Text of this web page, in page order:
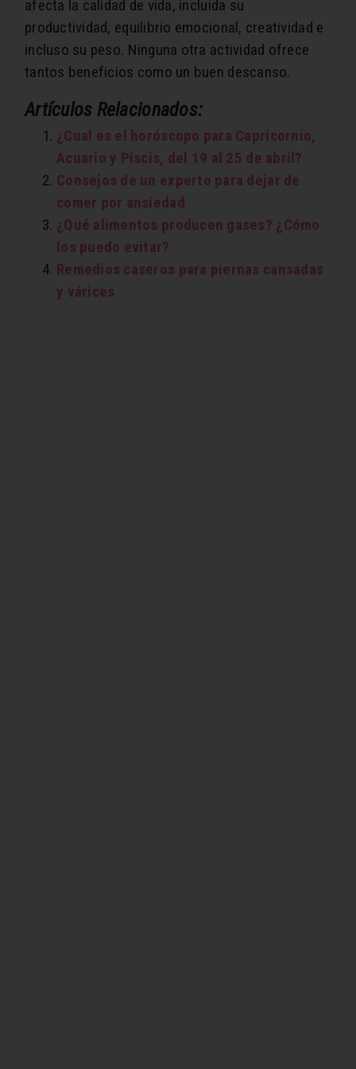
afecta la calidad de vida, incluida su
productividad, equilibrio emocional, creatividad e
incluso su peso. Ninguna otra actividad ofrece
tantos beneficios como un buen descanso.
Artículos Relacionados:
¿Cual es el horóscopo para Capricornio,
Acuario y Piscis, del 19 al 25 de abril?
Consejos de un experto para dejar de
comer por ansiedad
¿Qué alimentos producen gases? ¿Cómo
los puedo evitar?
Remedios caseros para piernas cansadas
y várices